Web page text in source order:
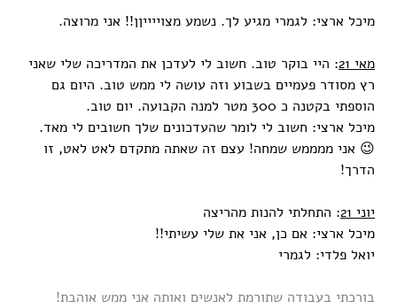
מיכל ארצי: לגמרי מגיע לך. נשמע מצוייייןן!! אני מרוצה.
מאי 21
: היי בוקר טוב. חשוב לי לעדכן את המדריכה שלי שאני
רץ מסודר פעמיים בשבוע וזה עושה לי ממש טוב. היום גם
הוספתי בקטנה כ 300 מטר למנה הקבועה. יום טוב.
מיכל ארצי: חשוב לי לומר שהעדכונים שלך חשובים לי מאד.
😉 אני ממממש שמחה! עצם זה שאתה מתקדם לאט לאט, זו
הדרך!
יוני 21
: התחלתי להנות מהריצה
מיכל ארצי: אם כן, אני את שלי עשיתי!!
יואל פלדי: לגמרי
בורכתי בעבודה שתורמת לאנשים ואותה אני ממש אוהבת!